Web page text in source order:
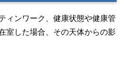
ィンワーク、健康状態や健康管
室した場合、その天体からの影